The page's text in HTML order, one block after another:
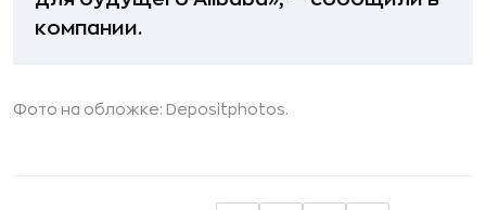
компании.
Фото на обложке: Depositphotos.